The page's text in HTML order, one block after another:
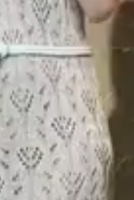
3,850 円
50%OFF
8